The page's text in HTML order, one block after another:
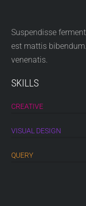
Suspendisse
est mattis
venenatis.
SKILLS
CREATIVE
VISUAL DESIGN
QUERY